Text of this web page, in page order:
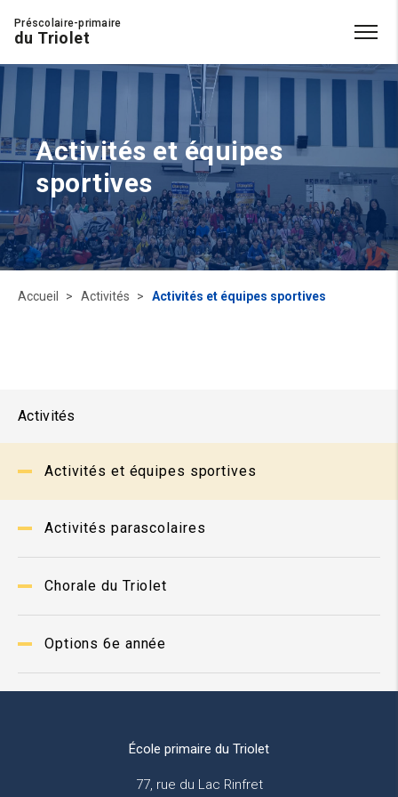
Préscolaire-primaire
du Triolet
Activités et équipes
sportives
Activités
Activités et équipes sportives
Activités parascolaires
Chorale du Triolet
Options 6e année
Accueil Activités Activités et équipes sportives
École primaire du Triolet
77, rue du Lac Rinfret